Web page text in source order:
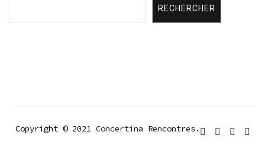
RECHERCHER
Copyright © 2021 Concertina Rencontres.